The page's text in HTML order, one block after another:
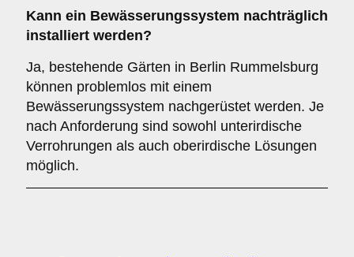
Kann ein Bewässerungssystem nachträglich
installiert werden?
Ja, bestehende Gärten in Berlin Rummelsburg
können problemlos mit einem
Bewässerungssystem nachgerüstet werden. Je
nach Anforderung sind sowohl unterirdische
Verrohrungen als auch oberirdische Lösungen
möglich.